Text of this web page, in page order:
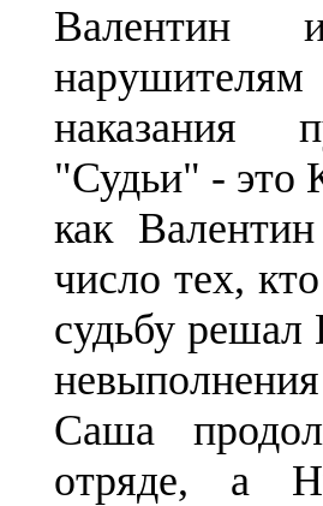
наказания
"Судьи" - это
как
число тех,
судьбу
Саша
отряде, а